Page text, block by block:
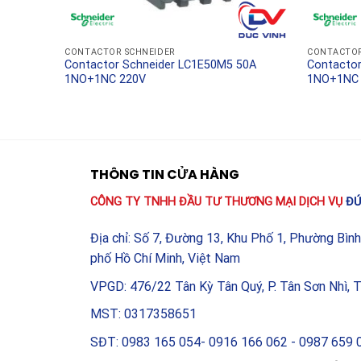
bị vận hành ổn định mà còn kéo dài tuổi thọ của
có do hàng giả, hàng kém chất lượng gây ra.
CONTACTOR SCHNEIDER
Contactor Schneider LC1E50M5 50A
1NO+1NC 220V
Contactor
THÔNG TIN CỬA HÀNG
CÔNG TY TNHH ĐẦU TƯ THƯƠNG MẠI DỊCH VỤ
Địa chỉ: Số 7, Đường 13, Khu Phố 1, Phường
phố Hồ Chí Minh, Việt Nam
VPGD: 476/22 Tân Kỳ Tân Quý, P. Tân Sơn Nhì,
MST: 0317358651
SĐT: 0983 165 054- 0916 166 062 - 0987 659